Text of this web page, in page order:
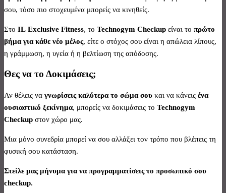
σου, τόσο πιο στοχευμένα μπορείς να κινηθείς.
Στο IL Exclusive Fitness, το Technogym Checkup είναι το πρώτο
βήμα για κάθε νέο μέλος, είτε ο στόχος σου είναι η απώλεια λίπους,
η γράμμωση, η υγεία ή η βελτίωση της απόδοσης.
Θες να το Δοκιμάσεις;
Αν θέλεις να γνωρίσεις καλύτερα το σώμα σου και να κάνεις ένα
ουσιαστικό ξεκίνημα, μπορείς να δοκιμάσεις το Technogym
Checkup στον χώρο μας.
Μια μόνο συνεδρία μπορεί να σου αλλάξει τον τρόπο που βλέπεις τη
φυσική σου κατάσταση.
Στείλε μας μήνυμα για να προγραμματίσεις το προσωπικό σου
checkup.